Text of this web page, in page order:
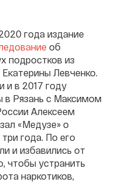
года издание
об
подростков из
Левченко.
в 2017 году
в Рязань с Максимом
Алексеем
«Медузе» о
года. По его
и избавились от
чтобы устранить
наркотиков,